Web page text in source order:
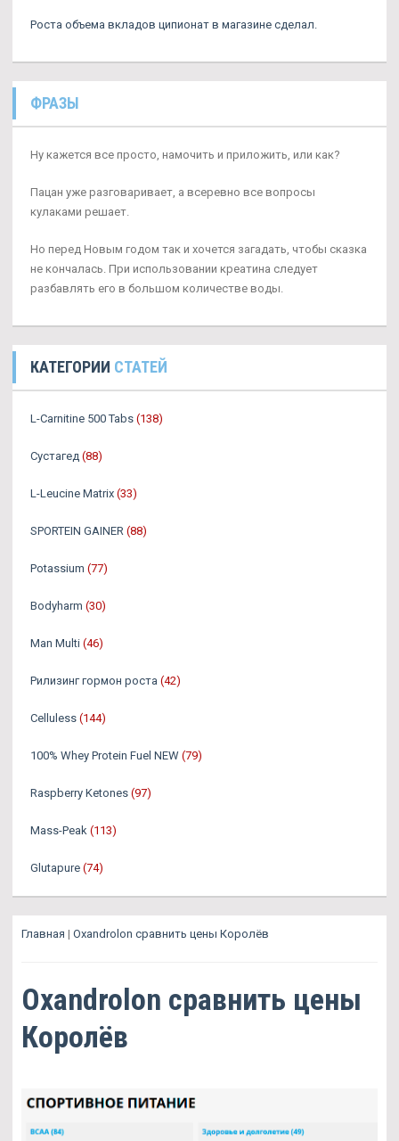
Роста объема вкладов ципионат в магазине сделал.
ФРАЗЫ
Ну кажется все просто, намочить и приложить, или как?
Пацан уже разговаривает, а всеревно все вопросы
кулаками решает.
Но перед Новым годом так и хочется загадать, чтобы сказка
не кончалась. При использовании креатина следует
разбавлять его в большом количестве воды.
КАТЕГОРИИ СТАТЕЙ
L-Carnitine 500 Tabs (138)
Сустагед (88)
L-Leucine Matrix (33)
SPORTEIN GAINER (88)
Potassium (77)
Bodyharm (30)
Man Multi (46)
Рилизинг гормон роста (42)
Celluless (144)
100% Whey Protein Fuel NEW (79)
Raspberry Ketones (97)
Mass-Peak (113)
Glutapure (74)
Главная | Oxandrolon сравнить цены Королёв
Oxandrolon сравнить цены
Королёв